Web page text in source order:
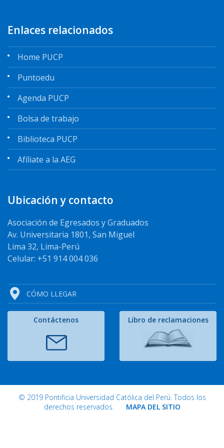
Enlaces relacionados
Home PUCP
Puntoedu
Agenda PUCP
Bolsa de trabajo
Biblioteca PUCP
Afíliate a la AEG
Ubicación y contacto
Asociación de Egresados y Graduados
Av. Universitaria 1801, San Miguel
Lima 32, Lima-Perú
Celular: +51 914 004 036
CÓMO LLEGAR
Contáctenos Libro de reclamaciones
© 2019 Pontificia Universidad Católica del Perú. Todos los
derechos reservados. MAPA DEL SITIO